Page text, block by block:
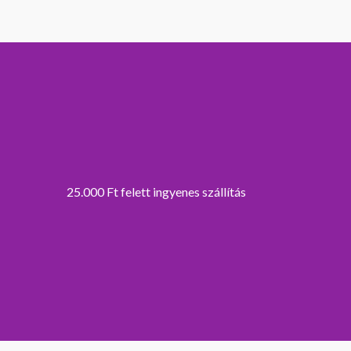
25.000 Ft felett ingyenes szállítás